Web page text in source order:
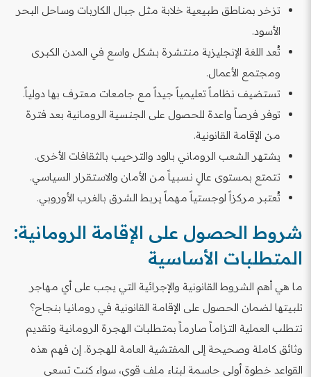
تزخر بمناطق طبيعية خلابة مثل جبال الكاربات وساحل البحر
الأسود.
تُعد اللغة الإنجليزية منتشرة بشكل واسع في المدن الكبرى
ومجتمع الأعمال.
تستضيف نظاماً تعليمياً جيداً مع جامعات معترف بها دولياً.
توفر فرصاً واعدة للحصول على الجنسية الرومانية بعد فترة
من الإقامة القانونية.
يشتهر الشعب الروماني بالود والترحيب بالثقافات الأخرى.
تتمتع بمستوى عالٍ نسبياً من الأمان والاستقرار السياسي.
تُعتبر مركزاً لوجستياً مهماً يربط الشرق بالغرب الأوروبي.
شروط الحصول على الإقامة الرومانية:
المتطلبات الأساسية
ما هي أهم الشروط القانونية والإجرائية التي يجب على أي مهاجر
تلبيتها لضمان الحصول على الإقامة القانونية في رومانيا بنجاح؟
تتطلب العملية التزاماً صارماً بمتطلبات الهجرة الرومانية وتقديم
وثائق كاملة وصحيحة إلى المفتشية العامة للهجرة. إن فهم هذه
القواعد خطوة أولى حاسمة لبناء ملف قوي، سواء كنت تسعى